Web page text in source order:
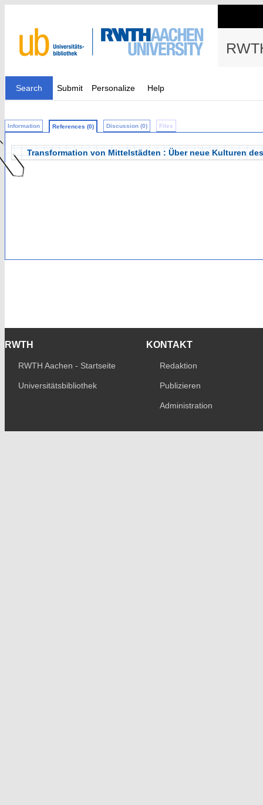
Search Submit Personalize Help
Information References (0) Discussion (0) Files
Transformation von Mittelstädten : Über neue Kulturen
RWTH
RWTH Aachen - Startseite
Universitätsbibliothek
KONTAKT
Redaktion
Publizieren
Administration